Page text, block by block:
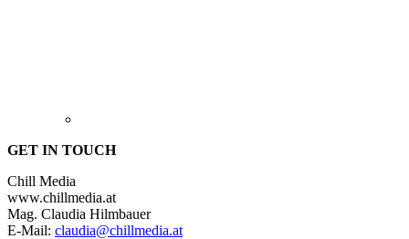
GET IN TOUCH
Chill Media
www.chillmedia.at
Mag. Claudia Hilmbauer
E-Mail: claudia@chillmedia.at